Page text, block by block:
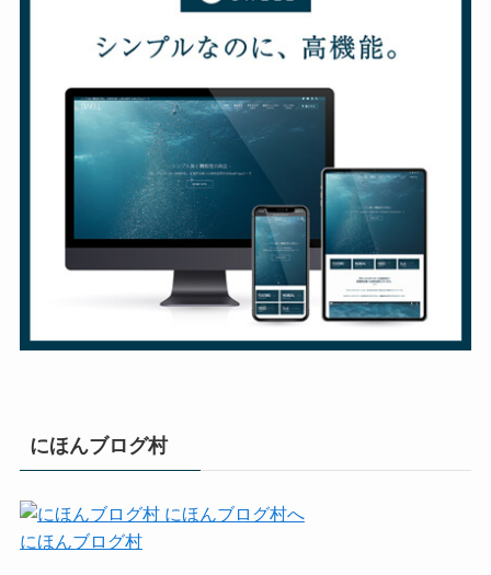
にほんブログ村
にほんブログ村